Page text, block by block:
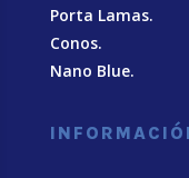
Porta Lamas.
Conos.
Nano Blue.